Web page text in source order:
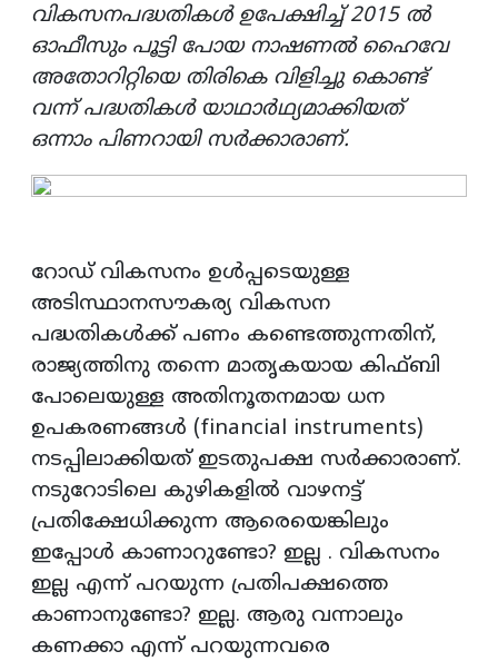
വികസനപദ്ധതികൾ ഉപേക്ഷിച്ച് 2015 ൽ
ഓഫീസും പൂട്ടി പോയ നാഷണൽ ഹൈവേ
അതോറിറ്റിയെ തിരികെ വിളിച്ചു കൊണ്ട്
വന്ന് പദ്ധതികൾ യാഥാർഥ്യമാക്കിയത്
ഒന്നാം പിണറായി സർക്കാരാണ്.
റോഡ് വികസനം ഉൾപ്പടെയുള്ള
അടിസ്ഥാനസൗകര്യ വികസന
പദ്ധതികൾക്ക് പണം കണ്ടെത്തുന്നതിന്,
രാജ്യത്തിനു തന്നെ മാതൃകയായ കിഫ്ബി
പോലെയുള്ള അതിനൂതനമായ ധന
ഉപകരണങ്ങൾ (financial instruments)
നടപ്പിലാക്കിയത് ഇടതുപക്ഷ സർക്കാരാണ്.
നടുറോടിലെ കുഴികളിൽ വാഴനട്ട്
പ്രതിക്ഷേധിക്കുന്ന ആരെയെങ്കിലും
ഇപ്പോൾ കാണാറുണ്ടോ? ഇല്ല . വികസനം
ഇല്ല എന്ന് പറയുന്ന പ്രതിപക്ഷത്തെ
കാണാനുണ്ടോ? ഇല്ല. ആരു വന്നാലും
കണക്കാ എന്ന് പറയുന്നവരെ